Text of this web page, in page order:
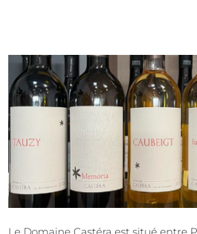
Le Domaine Castéra est situé entre